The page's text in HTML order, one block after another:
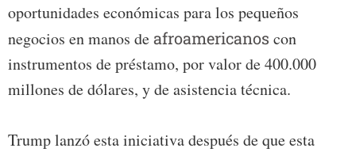
oportunidades económicas para los pequeños
negocios en manos deafroamericanos con
instrumentos de préstamo, por valor de 400.000
millones de dólares, y de asistencia técnica.
Trump lanzó esta iniciativa después de que esta